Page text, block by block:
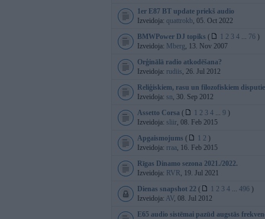
1er E87 BT update priekš audio
Izveidoja: quattrokb, 05. Oct 2022
BMWPower DJ topiks ( 1 2 3 4 ... 76 )
Izveidoja: Mberg, 13. Nov 2007
Orģinālā radio atkodēšana?
Izveidoja: rudiis, 26. Jul 2012
Reliģiskiem, rasu un filozofiskiem
Izveidoja: sn, 30. Sep 2012
Assetto Corsa ( 1 2 3 4 ... 9 )
Izveidoja: sliir, 08. Feb 2015
Apgaismojums ( 1 2 )
Izveidoja: rraa, 16. Feb 2015
Rīgas Dinamo sezona 2021./2022.
Izveidoja: RVR, 19. Jul 2021
Dienas snapshot 22 ( 1 2 3 4 ... 496 )
Izveidoja: AV, 08. Jul 2012
E65 audio sistēmai pazūd augstās